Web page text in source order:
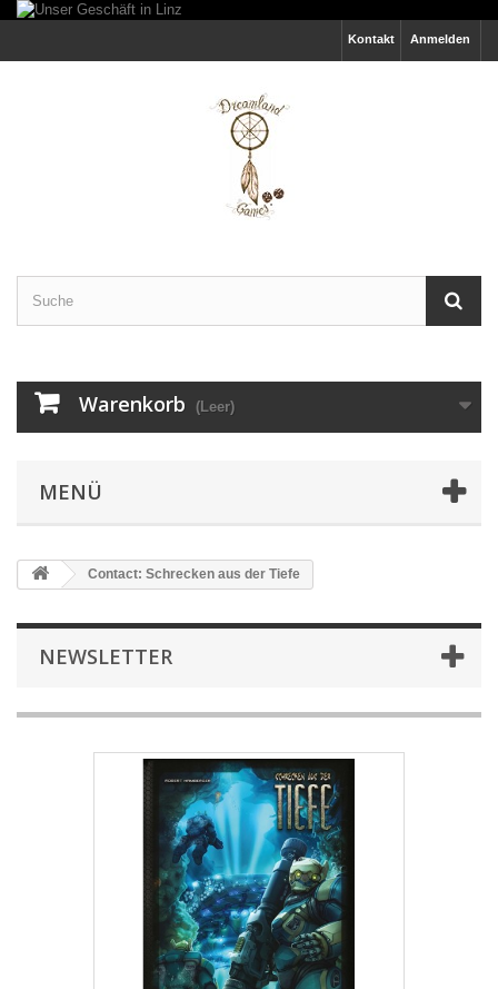
Anmelden
Kontakt
Warenkorb (Leer)
MENÜ
Contact: Schrecken aus der Tiefe
NEWSLETTER